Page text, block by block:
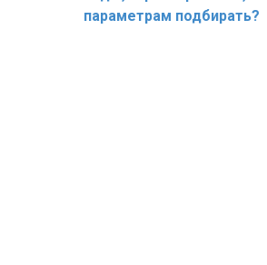
параметрам подбирать?